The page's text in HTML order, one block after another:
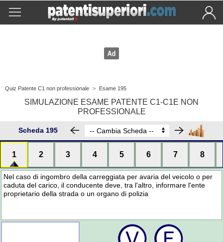
Quiz Patente C1 non professionale > Esame 195
SIMULAZIONE ESAME PATENTE C1-C1E NON
PROFESSIONALE
Scheda 195
1 2 3 4 5 6 7 8
Nel caso di ingombro della carreggiata per avaria del veicolo o per
caduta del carico, il conducente deve, tra l'altro, informare l'ente
proprietario della strada o un organo di polizia